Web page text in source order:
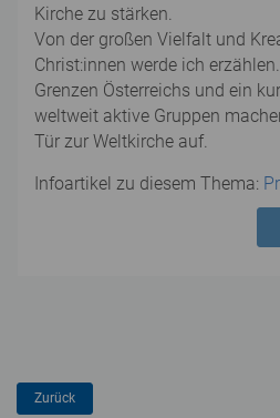
Kirche zu stärken.
Von der großen Vielfalt und
Christ:innen werde ich
Grenzen Österreichs und ein
weltweit aktive Gruppen
Tür zur Weltkirche auf.
Infoartikel zu diesem Thema: